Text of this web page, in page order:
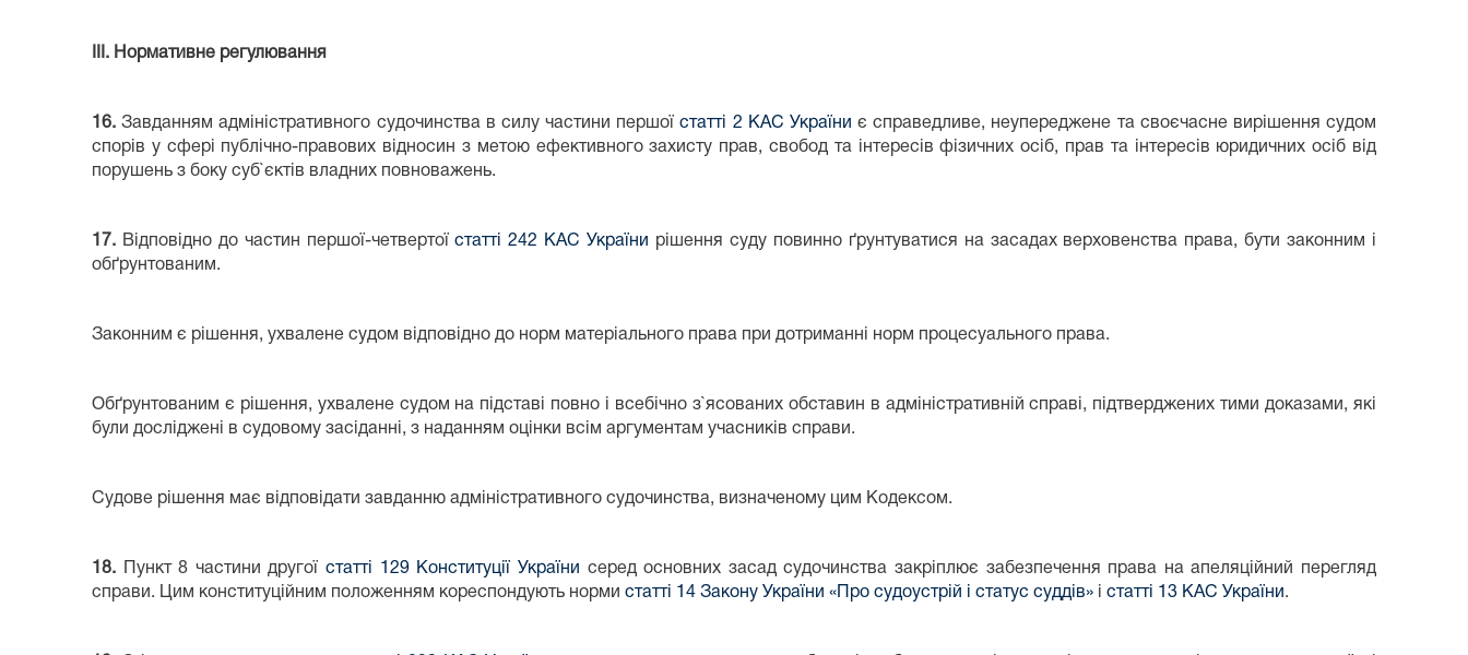
ІІІ. Нормативне регулювання
16. Завданням адміністративного судочинства в силу частини першоїстатті 2 КАС України є справедливе, неупереджене та своєчасне вирішення судом
спорів у сфері публічно-правових відносин з метою ефективного захисту прав, свобод та інтересів фізичних осіб, прав та інтересів юридичних осіб від
порушень з боку суб`єктів владних повноважень.
17. Відповідно до частин першої-четвертоїстатті 242 КАС України рішення суду повинно ґрунтуватися на засадах верховенства права, бути законним і
обґрунтованим.
Законним є рішення, ухвалене судом відповідно до норм матеріального права при дотриманні норм процесуального права.
Обґрунтованим є рішення, ухвалене судом на підставі повно і всебічно з`ясованих обставин в адміністративній справі, підтверджених тими доказами, які
були досліджені в судовому засіданні, з наданням оцінки всім аргументам учасників справи.
Судове рішення має відповідати завданню адміністративного судочинства, визначеному цим Кодексом.
18. Пункт 8 частини другоїстатті 129 Конституції України серед основних засад судочинства закріплює забезпечення права на апеляційний перегляд
справи. Цим конституційним положенням кореспондують норми статті 14 Закону України «Про судоустрій і статус суддів» і статті 13 КАС України.